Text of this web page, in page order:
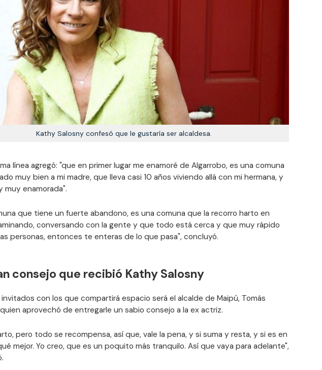
Kathy Salosny confesó que le gustaría ser alcaldesa.
línea agregó: "que en primer lugar me enamoré de Algarrobo, es una comuna
muy bien a mi madre, que lleva casi 10 años viviendo allá con mi hermana, y
muy enamorada".
que tiene un fuerte abandono, es una comuna que la recorro harto en
conversando con la gente y que todo está cerca y que muy rápido
personas, entonces te enteras de lo que pasa", concluyó.
consejo que recibió Kathy Salosny
con los que compartirá espacio será el alcalde de Maipú, Tomás
aprovechó de entregarle un sabio consejo a la ex actriz.
pero todo se recompensa, así que, vale la pena, y si suma y resta, y si es en
mejor. Yo creo, que es un poquito más tranquilo. Así que vaya para adelante",